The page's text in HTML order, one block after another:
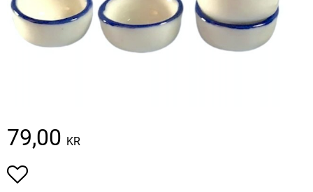
79,00 KR
Lägg till i favoriter